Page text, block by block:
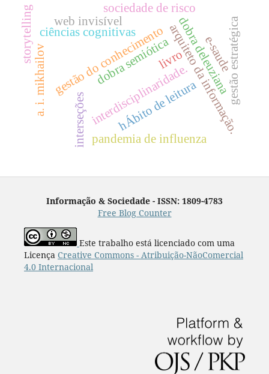
gestão do conhecimento
interdisciplinaridade.arquiteto da informação.
interseções
ciências cognitivas
a. i. mikhailov dobra deleuziana
hÁbito de leitura
livro
web invisível
dobra semiótica e-saude
pandemia de influenza
sociedade de risco
storytelling gestão estratégica
Informação & Sociedade - ISSN: 1809-4783
Free Blog Counter
Este trabalho está licenciado com uma
Licença Creative Commons - Atribuição-NãoComercial
4.0 Internacional